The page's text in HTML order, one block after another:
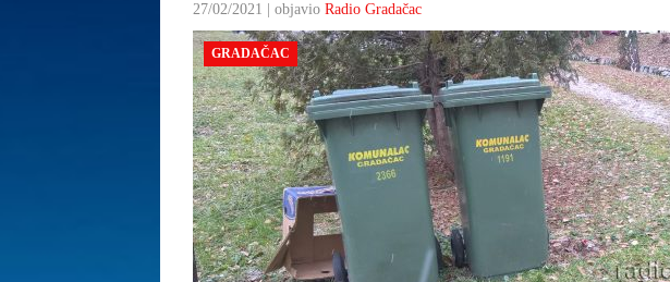
27/02/2021 | objavio Radio Gradačac
GRADAČAC